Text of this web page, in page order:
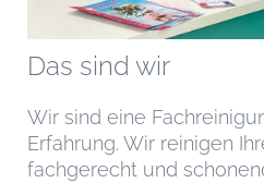
Das sind wir
Wir sind eine
Erfahrung. Wir reinigen
fachgerecht und